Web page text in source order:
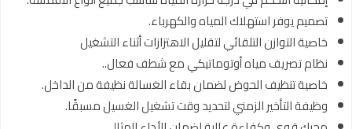
تصميم يوفر استهلاك المياه والكهرباء.
خاصية التوازن التلقائي لتقليل الاهتزازات أثناء التشغيل
نظام تصريف مياه أوتوماتيكي مع شطف فعال..
خاصية تنظيف الحوض لضمان بقاء الغسالة نظيفة من الداخل.
وظيفة التأخير الزمني لتحديد وقت تشغيل الغسيل مسبقًا.